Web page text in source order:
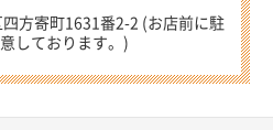
方寄町1631番2-2 (お店前に駐
しております。)